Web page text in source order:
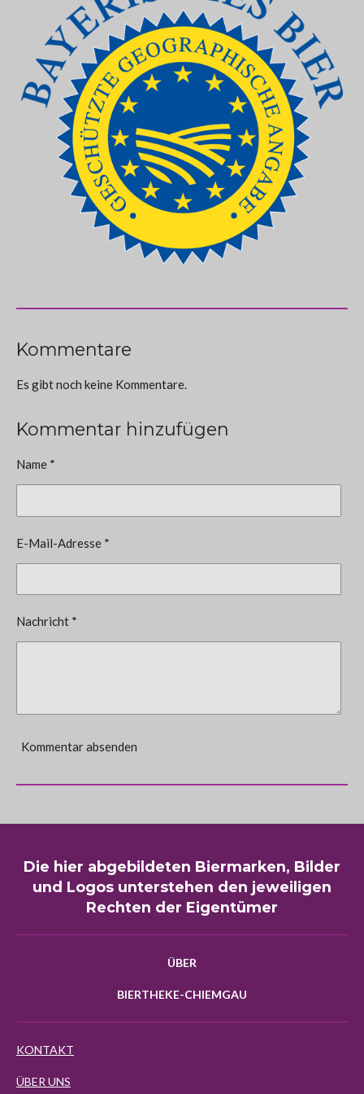
Kommentare
Es gibt noch keine Kommentare.
Kommentar hinzufügen
Name *
E-Mail-Adresse *
Nachricht *
Kommentar absenden
Die hier abgebildeten Biermarken, Bilder
und Logos unterstehen den jeweiligen
Rechten der Eigentümer
ÜBER
BIERTHEKE-CHIEMGAU
KONTAKT
ÜBER UNS